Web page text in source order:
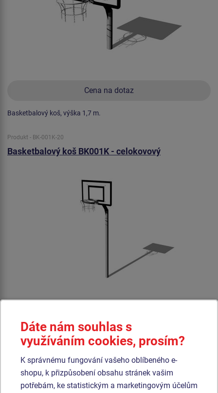
Cena na dotaz
Basketbalový koš, výška 1,7 m.
Produkt - BK-001K-20
Basketbalový koš BK001K - celokovový
Basketbalový koš, výška 3,6 m.
Produkt - BSS-0103K-10
ArchPingo table – stůl pro teqball BSS-0103K
Dáte nám souhlas s
využíváním cookies, prosím?
K správnému fungování vašeho oblíbeného e-
shopu, k přizpůsobení obsahu stránek vašim
potřebám, ke statistickým a marketingovým účelům